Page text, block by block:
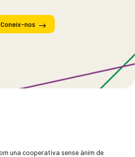
Coneix-nos
una cooperativa sense ànim de